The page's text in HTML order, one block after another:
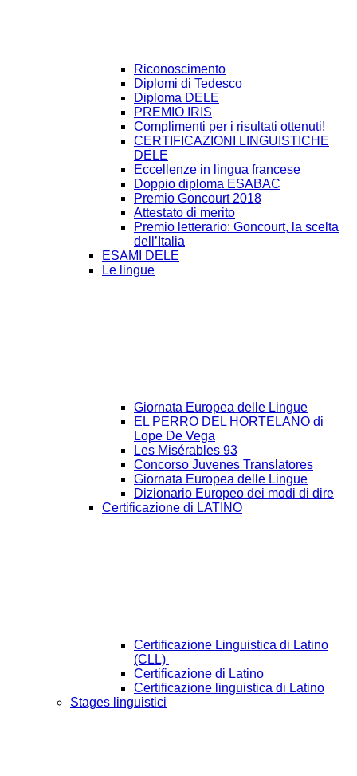
Riconoscimento
Diplomi di Tedesco
Diploma DELE
PREMIO IRIS
Complimenti per i risultati ottenuti!
CERTIFICAZIONI LINGUISTICHE
DELE
Eccellenze in lingua francese
Doppio diploma ESABAC
Premio Goncourt 2018
Attestato di merito
Premio letterario: Goncourt, la scelta
dell’Italia
ESAMI DELE
Le lingue
Giornata Europea delle Lingue
EL PERRO DEL HORTELANO di
Lope De Vega
Les Misérables 93
Concorso Juvenes Translatores
Giornata Europea delle Lingue
Dizionario Europeo dei modi di dire
Certificazione di LATINO
Certificazione Linguistica di Latino
(CLL)
Certificazione di Latino
Certificazione linguistica di Latino
Stages linguistici